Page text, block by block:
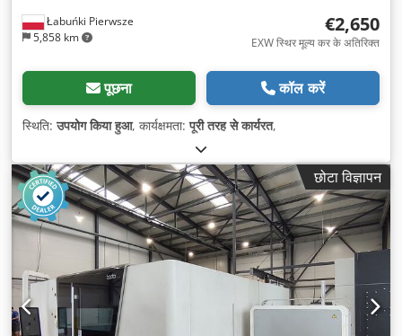
Łabuńki Pierwsze
5,858 km
€2,650
EXW स्थिर मूल्य कर के अतिरिक्त
पूछना कॉल करें
स्थिति:उपयोग किया हुआ, कार्यक्षमता:पूरी तरह से कार्यरत,
छोटा विज्ञापन